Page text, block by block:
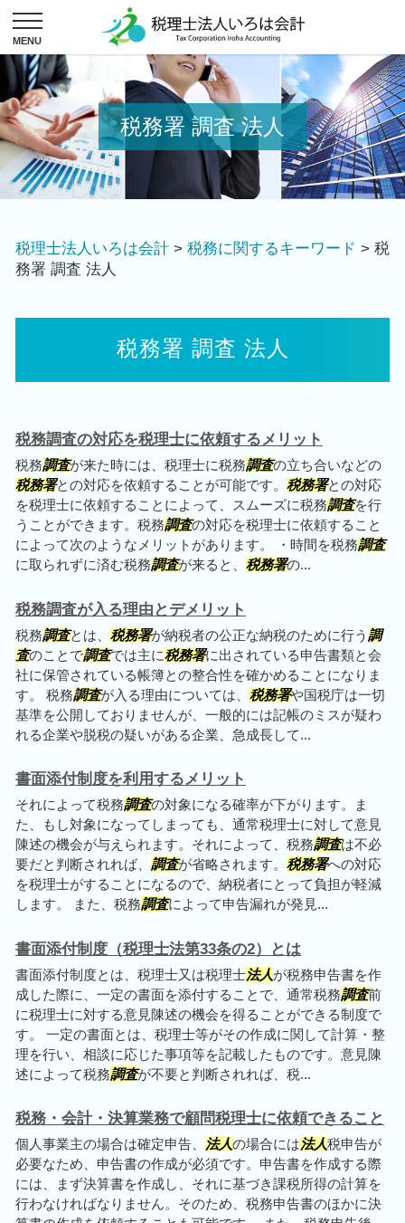
税務署 調査 法人
税理士法人いろは会計 > 税務に関するキーワード > 税
務署 調査 法人
税務署 調査 法人
税務調査の対応を税理士に依頼するメリット
税務調査が来た時には、税理士に税務調査の立ち合いなどの
税務署との対応を依頼することが可能です。 税務署との対応
を税理士に依頼することによって、スムーズに税務調査を行
うことができます。税務調査の対応を税理士に依頼すること
によって次のようなメリットがあります。 ・時間を税務調査
に取られずに済む税務調査が来ると、 税務署の...
税務調査が入る理由とデメリット
税務調査とは、 税務署が納税者の公正な納税のために行う 調
査のことで調査では主に税務署に出されている申告書類と会
社に保管されている帳簿との整合性を確かめることになりま
す。 税務調査が入る理由については、 税務署や国税庁は一切
基準を公開しておりませんが、一般的には記帳のミスが疑わ
れる企業や脱税の疑いがある企業、急成長して...
書面添付制度を利用するメリット
それによって税務調査の対象になる確率が下がります。ま
た、もし対象になってしまっても、通常税理士に対して意見
陳述の機会が与えられます。それによって、税務調査は不必
要だと判断されれば、 調査が省略されます。 税務署への対応
を税理士がすることになるので、納税者にとって負担が軽減
します。 また、税務調査によって申告漏れが発見...
書面添付制度（税理士法第33条の2）とは
書面添付制度とは、税理士又は税理士法人が税務申告書を作
成した際に、一定の書面を添付することで、通常税務調査前
に税理士に対する意見陳述の機会を得ることができる制度で
す。 一定の書面とは、税理士等がその作成に関して計算・整
理を行い、相談に応じた事項等を記載したものです。意見陳
述によって税務調査が不要と判断されれば、税...
税務・会計・決算業務で顧問税理士に依頼できること
個人事業主の場合は確定申告、 法人の場合には法人税申告が
必要なため、申告書の作成が必須です。申告書を作成する際
には、まず決算書を作成し、それに基づき課税所得の計算を
行わなければなりません。そのため、税務申告書のほかに決